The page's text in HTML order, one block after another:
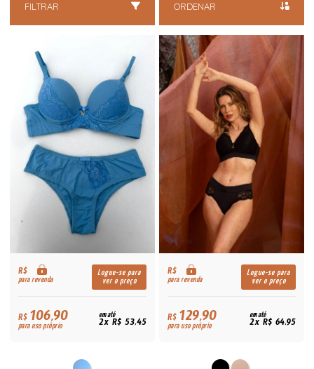
FILTRAR ORDENAR
R$
para revenda
Logue-se para
ver o preço
R$106,90
para uso próprio
em até
2x R$ 53,45
R$
para revenda
Logue-se para
ver o preço
R$129,90
para uso próprio
em até
2x R$ 64,95